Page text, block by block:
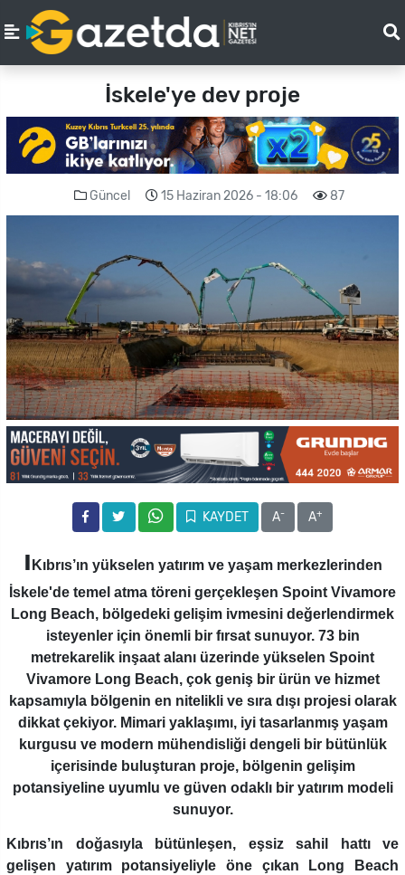
İskele'ye dev proje
Güncel 15 Haziran 2026 - 18:06 87
KAYDET A- A+
ı Kıbrıs’ın yükselen yatırım ve yaşam merkezlerinden
İskele'de temel atma töreni gerçekleşen Spoint Vivamore
Long Beach, bölgedeki gelişim ivmesini değerlendirmek
isteyenler için önemli bir fırsat sunuyor. 73 bin
metrekarelik inşaat alanı üzerinde yükselen Spoint
Vivamore Long Beach, çok geniş bir ürün ve hizmet
kapsamıyla bölgenin en nitelikli ve sıra dışı projesi olarak
dikkat çekiyor. Mimari yaklaşımı, iyi tasarlanmış yaşam
kurgusu ve modern mühendisliği dengeli bir bütünlük
içerisinde buluşturan proje, bölgenin gelişim
potansiyeline uyumlu ve güven odaklı bir yatırım modeli
sunuyor.
Kıbrıs’ın doğasıyla bütünleşen, eşsiz sahil hattı ve
gelişen yatırım potansiyeliyle öne çıkan Long Beach